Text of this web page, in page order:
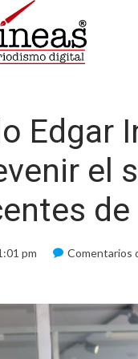
Edgar
el
pm Comentarios